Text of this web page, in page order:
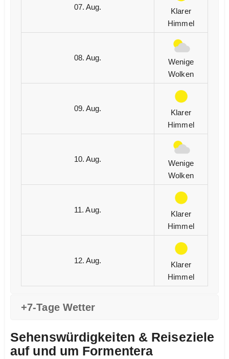
07. Aug.
Klarer
Himmel
08. Aug.
Wenige
Wolken
09. Aug.
Klarer
Himmel
10. Aug.
Wenige
Wolken
11. Aug.
Klarer
Himmel
12. Aug.
Klarer
Himmel
+7-Tage Wetter
Sehenswürdigkeiten & Reiseziele
auf und um Formentera